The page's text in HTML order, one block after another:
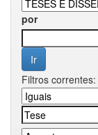
por
Filtros correntes: